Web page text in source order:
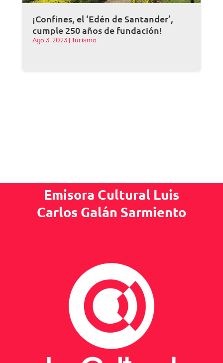
¡Confines, el ‘Edén de Santander’,
cumple 250 años de fundación!
Ago 3, 2023| Turismo
Emisora Cultural Luis
Carlos Galán Sarmiento